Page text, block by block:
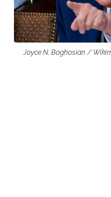
Joyce N. Boghosian /